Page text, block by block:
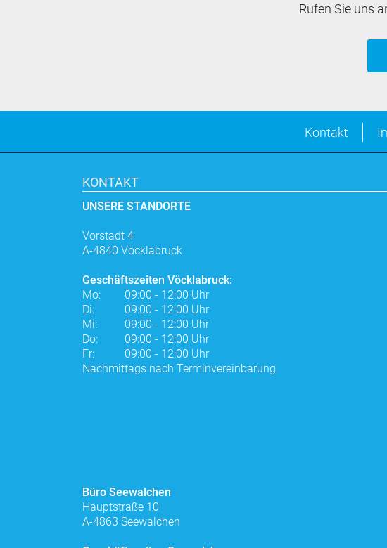
Rufen Sie uns
Kontakt
KONTAKT
UNSERE STANDORTE
Vorstadt 4
A-4840 Vöcklabruck
Geschäftszeiten Vöcklabruck:
Mo:
Di:
Mi:
Do:
Fr:
09:00 - 12:00 Uhr
09:00 - 12:00 Uhr
09:00 - 12:00 Uhr
09:00 - 12:00 Uhr
09:00 - 12:00 Uhr
Nachmittags nach Terminvereinbarung
Büro Seewalchen
Hauptstraße 10
A-4863 Seewalchen